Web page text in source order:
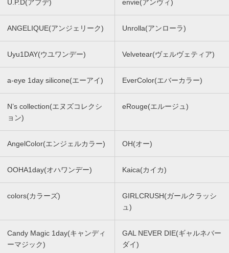
U.P.D(アプデ) envie(アンヴィ)
ANGELIQUE(アンジェリーク) Unrolla(アンローラ)
Uyu1DAY(ウユワンデー) Velvetear(ヴェルヴェティア)
a-eye 1day silicone(エーアイ) EverColor(エバーカラー)
N’s collection(エヌズコレクシ
ョン)
eRouge(エルージュ)
AngelColor(エンジェルカラー) OH(オー)
OOHA1day(オハワンデー) Kaica(カイカ)
colors(カラーズ)
GIRLCRUSH(ガールクラッシ
ュ)
Candy Magic 1day(キャンディ
ーマジック)
GAL NEVER DIE(ギャルネバー
ダイ)